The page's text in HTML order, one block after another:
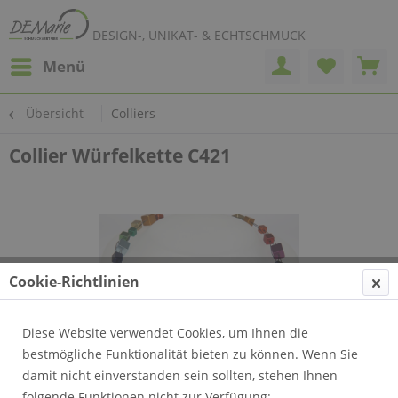
DESIGN-, UNIKAT- & ECHTSCHMUCK
Menü
Übersicht Colliers
Collier Würfelkette C421
Cookie-Richtlinien
Diese Website verwendet Cookies, um Ihnen die
bestmögliche Funktionalität bieten zu können. Wenn Sie
damit nicht einverstanden sein sollten, stehen Ihnen